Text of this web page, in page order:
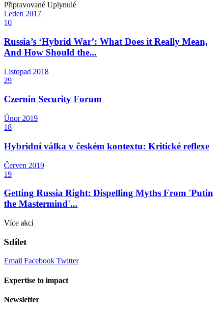
Připravované Uplynulé
Leden 2017
10
Russia’s ‘Hybrid War’: What Does it Really Mean,
And How Should the...
Listopad 2018
29
Czernin Security Forum
Únor 2019
18
Hybridní válka v českém kontextu: Kritické reflexe
Červen 2019
19
Getting Russia Right: Dispelling Myths From 'Putin
the Mastermind'...
Více akcí
Sdílet
Email Facebook Twitter
Expertise to impact
Newsletter